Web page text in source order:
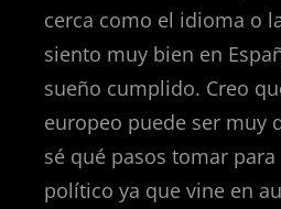
cerca como el idioma o
siento muy bien en
sueño cumplido. Creo
europeo puede ser muy
sé qué pasos tomar
político ya que vine en